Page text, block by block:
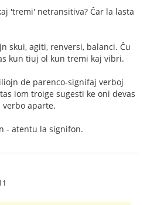
'tremi' netransitiva? Ĉar la lasta
skui, agiti, renversi, balanci. Ĉu
kun tiuj ol kun tremi kaj vibri.
de parenco-signifaj verboj
iom troige sugesti ke oni devas
aparte.
- atentu la signifon.